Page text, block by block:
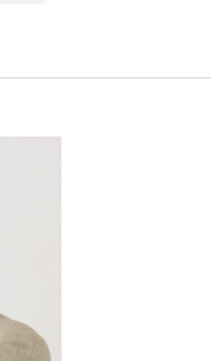
y web en
vez que